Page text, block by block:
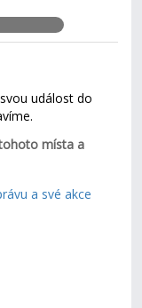
událost do
místa a
a své akce